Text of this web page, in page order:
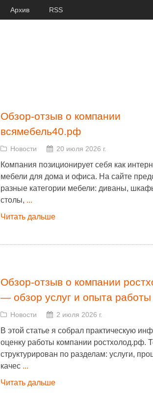
Архив RSS
Обзор-отзыв о компании
всямебель40.рф
Новости 20 июля 2026 г.
Компания позиционирует себя как
мебели для дома и офиса. На сайте
разные категории мебели: диваны,
столы, ...
Читать дальше
Обзор-отзыв о компании
— обзор услуг и опыта работы
Новости 2 июля 2026 г.
В этой статье я собрал практическую
оценку работы компании ростхолод.рф.
структурирован по разделам: услуги,
качес ...
Читать дальше